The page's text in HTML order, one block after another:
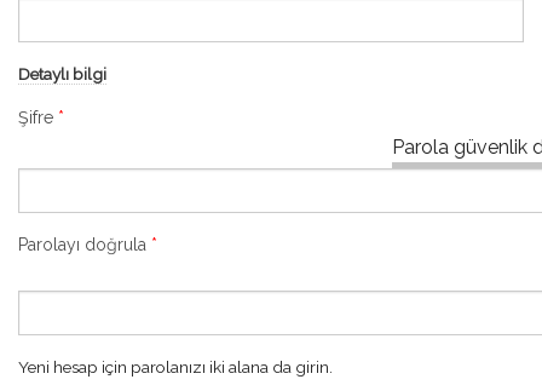
Detaylı bilgi
Parola güvenlik
Şifre *
Parolayı doğrula *
Yeni hesap için parolanızı iki alana da girin.